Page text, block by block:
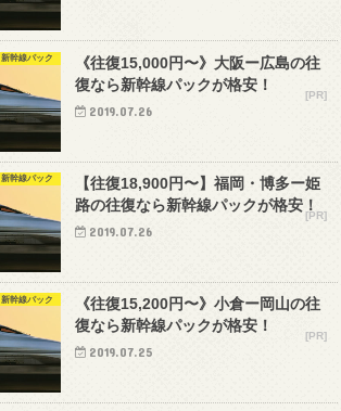
新幹線パック
《往復15,000円〜》大阪ー広島の往
復なら新幹線パックが格安！
2019.07.26
新幹線パック
【往復18,900円〜】福岡・博多ー姫
路の往復なら新幹線パックが格安！
2019.07.26
新幹線パック
《往復15,200円〜》小倉ー岡山の往
復なら新幹線パックが格安！
2019.07.25